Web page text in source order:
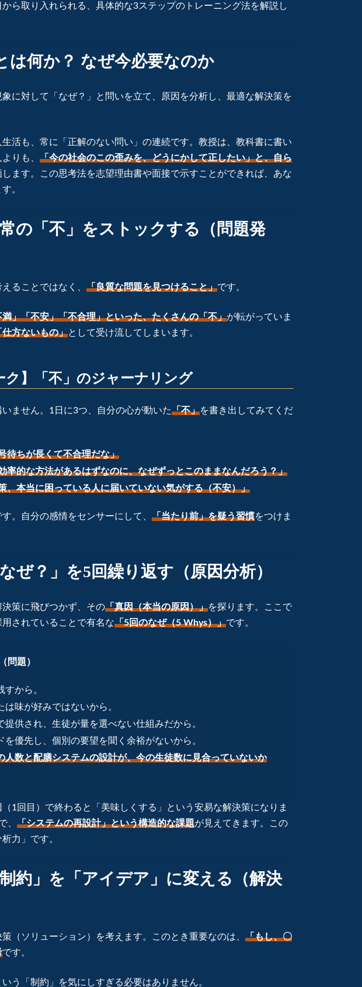
ら取り入れられる、具体的な3ステップのトレーニング法を解説し
は何か？ なぜ今必要なのか
に対して「なぜ？」と問いを立て、原因を分析し、最適な解決策を
活も、常に「正解のない問い」の連続です。教授は、教科書に書い
りも、 「今の社会のこの歪みを、どうにかして正したい」と、自ら
ます。この思考法を志望理由書や面接で示すことができれば、あな
。
の「不」をストックする（問題発
ることではなく、 「良質な問題を見つけること」です。
」「不安」「不合理」といった、たくさんの「不」が転がっていま
仕方ないもの」として受け流してしまいます。
ク】「不」のジャーナリング
ません。1日に3つ、自分の心が動いた「不」を書き出してみてくだ
待ちが長くて不合理だな」
率的な方法があるはずなのに、なぜずっとこのままなんだろう？」
、本当に困っている人に届いていない気がする（不安）」
。自分の感情をセンサーにして、 「当たり前」を疑う習慣をつけま
ぜ？」を5回繰り返す（原因分析）
策に飛びつかず、その「真因（本当の原因）」を探ります。ここで
されていることで有名な「5回のなぜ（5 Whys）」です。
問題）
から。
味が好みではないから。
提供され、生徒が量を選べない仕組みだから。
を優先し、個別の要望を聞く余裕がないから。
人数と配膳システムの設計が、今の生徒数に見合っていないか
1回目）で終わると「美味しくする」という安易な解決策になりま
、 「システムの再設計」という構造的な課題が見えてきます。この
力」です。
約」を「アイデア」に変える（解決
（ソリューション）を考えます。このとき重要なのは、 「もし、〇
です。
う「制約」を気にしすぎる必要はありません。